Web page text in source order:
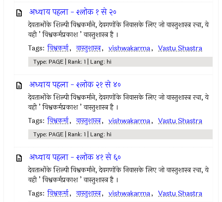
अध्याय पहला - श्लोक १ से २०
देवताओंके शिल्पी विश्वकर्माने, देवगणोंके निवासके लिए जो वास्तुशास्त्र रचा, ये
वही ’ विश्वकर्मप्रकाश ’ वास्तुशास्त्र है ।
Tags: विश्वकर्मा, वास्तुशास्त्र, vishwakarma, Vastu Shastra
Type: PAGE | Rank: 1 | Lang: hi
अध्याय पहला - श्लोक २१ से ४०
देवताओंके शिल्पी विश्वकर्माने, देवगणोंके निवासके लिए जो वास्तुशास्त्र रचा, ये
वही ’ विश्वकर्मप्रकाश ’ वास्तुशास्त्र है ।
Tags: विश्वकर्मा, वास्तुशास्त्र, vishwakarma, Vastu Shastra
Type: PAGE | Rank: 1 | Lang: hi
अध्याय पहला - श्लोक ४१ से ६०
देवताओंके शिल्पी विश्वकर्माने, देवगणोंके निवासके लिए जो वास्तुशास्त्र रचा, ये
वही ’ विश्वकर्मप्रकाश ’ वास्तुशास्त्र है ।
Tags: विश्वकर्मा, वास्तुशास्त्र, vishwakarma, Vastu Shastra